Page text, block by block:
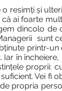
resimți și
ai foarte
dincolo
sunt
printr-
în
proprii:
Vei fi
propria